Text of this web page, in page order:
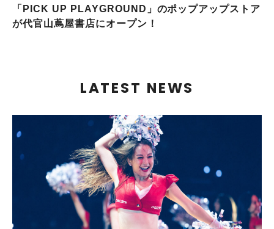
「PICK UP PLAYGROUND」のポップアップストア
が代官山蔦屋書店にオープン！
LATEST NEWS